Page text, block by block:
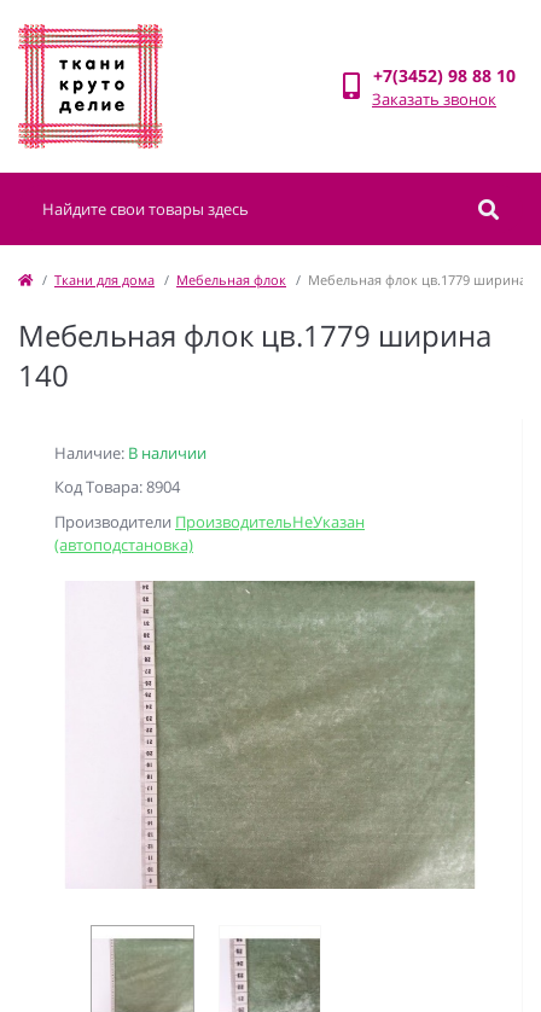
+7(3452) 98 88 10
Заказать звонок
Ткани для дома Мебельная флок Мебельная флок цв.1779 ширина
Мебельная флок цв.1779 ширина
140
Наличие: В наличии
Код Товара: 8904
Производители ПроизводительНеУказан
(автоподстановка)